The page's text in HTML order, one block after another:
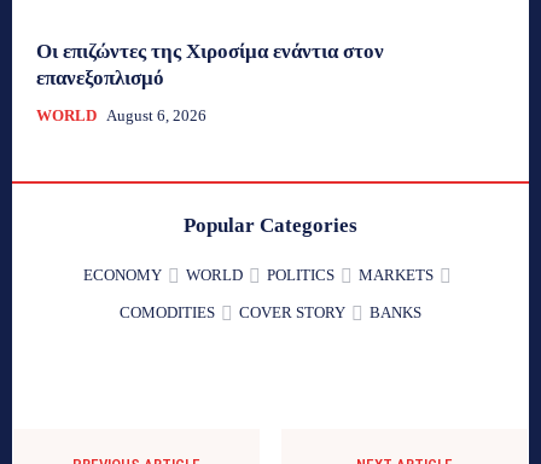
Οι επιζώντες της Χιροσίμα ενάντια στον
επανεξοπλισμό
WORLD August 6, 2026
Popular Categories
ECONOMY WORLD POLITICS MARKETS
COMODITIES COVER STORY BANKS